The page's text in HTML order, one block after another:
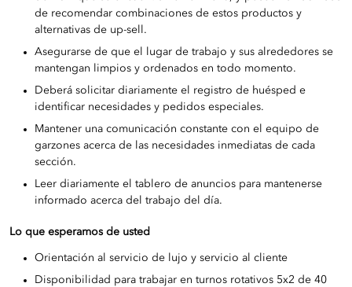
de recomendar combinaciones de estos productos y
alternativas de up-sell.
Asegurarse de que el lugar de trabajo y sus alrededores se
mantengan limpios y ordenados en todo momento.
Deberá solicitar diariamente el registro de huésped e
identificar necesidades y pedidos especiales.
Mantener una comunicación constante con el equipo de
garzones acerca de las necesidades inmediatas de cada
sección.
Leer diariamente el tablero de anuncios para mantenerse
informado acerca del trabajo del día.
Lo que esperamos de usted
Orientación al servicio de lujo y servicio al cliente
Disponibilidad para trabajar en turnos rotativos 5x2 de 40